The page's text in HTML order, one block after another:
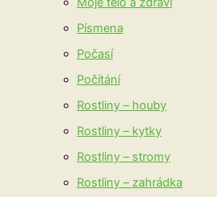
Písmena
Počasí
Počítání
Rostliny – houby
Rostliny – kytky
Rostliny – stromy
Rostliny – zahrádka